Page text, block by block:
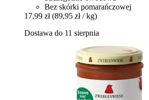
Bez skórki pomarańczowej
17,99 zł (89,95 zł / kg)
Dostawa do 11 sierpnia